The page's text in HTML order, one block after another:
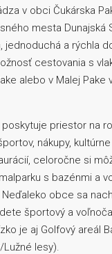
v obci Čukárska
mesta Dunajská
jednoduchá a rýchla
cestovania s
alebo v Malej Pake
poskytuje priestor na
nákupy,
celoročne si
s bazénmi a
obce sa
športový a
je aj Golfový areál
Lužné lesy).